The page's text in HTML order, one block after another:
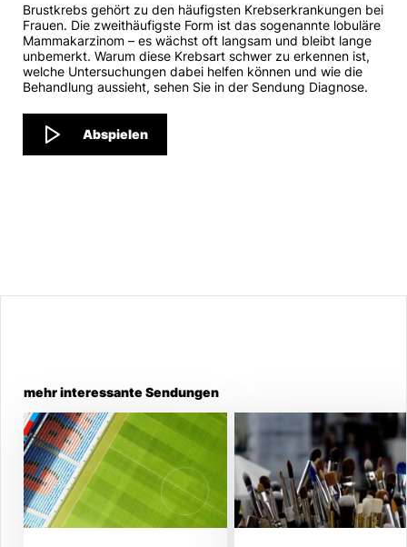
Brustkrebs gehört zu den häufigsten Krebserkrankungen bei
Frauen. Die zweithäufigste Form ist das sogenannte lobuläre
Mammakarzinom – es wächst oft langsam und bleibt lange
unbemerkt. Warum diese Krebsart schwer zu erkennen ist,
welche Untersuchungen dabei helfen können und wie die
Behandlung aussieht, sehen Sie in der Sendung Diagnose.
Abspielen
mehr interessante Sendungen